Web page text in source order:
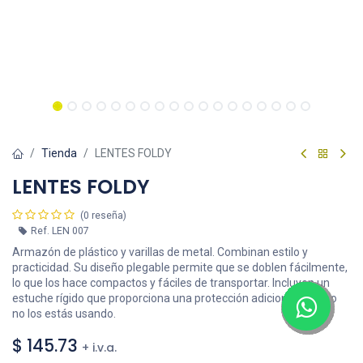
Tienda LENTES FOLDY
LENTES FOLDY
(0 reseña)
Ref. LEN 007
Armazón de plástico y varillas de metal. Combinan estilo y
practicidad. Su diseño plegable permite que se doblen fácilmente,
lo que los hace compactos y fáciles de transportar. Incluyen un
estuche rígido que proporciona una protección adicional cuando
no los estás usando.
$ 145.73 + i.v.a.